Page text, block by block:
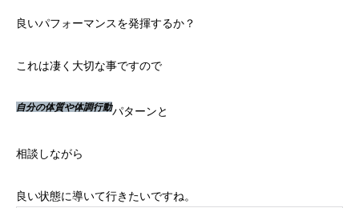
良いパフォーマンスを発揮するか？
これは凄く大切な事ですので
自分の体質や体調行動パターンと
相談しながら
良い状態に導いて行きたいですね。